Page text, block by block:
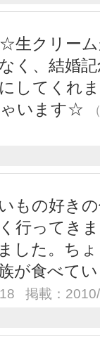
生クリー
く、結婚
してく
ゃいます☆
もの好き
行ってき
した。ち
が食べて
18 掲載：